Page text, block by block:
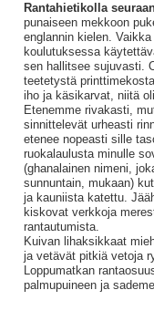
Rantahietikolla
punaiseen mekkoon
englannin kielen.
koulutuksessa
sen hallitsee sujuvasti.
teetetystä
iho ja käsikarvat, niitä
Etenemme rivakasti,
sinnittelevät urheasti
etenee nopeasti sille
ruokalaulusta minulle
(ghanalainen nimeni,
sunnuntain, mukaan)
ja kauniista katettu.
kiskovat verkkoja
rantautumista.
Kuivan lihaksikkaat
ja vetävät pitkiä vetoja
Loppumatkan
palmupuineen ja